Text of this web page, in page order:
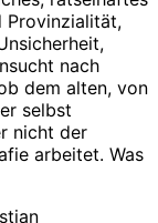
Provinzialität,
nach
dem alten, von
selbst
nicht der
arbeitet. Was